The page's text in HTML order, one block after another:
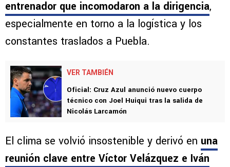
entrenador que incomodaron a la dirigencia,
especialmente en torno a la logística y los
constantes traslados a Puebla.
VER TAMBIÉN
Oficial: Cruz Azul anunció nuevo cuerpo
técnico con Joel Huiqui tras la salida de
Nicolás Larcamón
El clima se volvió insostenible y derivó en una
reunión clave entre Víctor Velázquez e Iván